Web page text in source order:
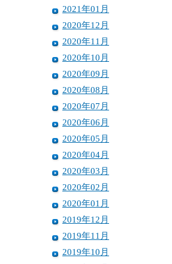
2021年01月
2020年12月
2020年11月
2020年10月
2020年09月
2020年08月
2020年07月
2020年06月
2020年05月
2020年04月
2020年03月
2020年02月
2020年01月
2019年12月
2019年11月
2019年10月